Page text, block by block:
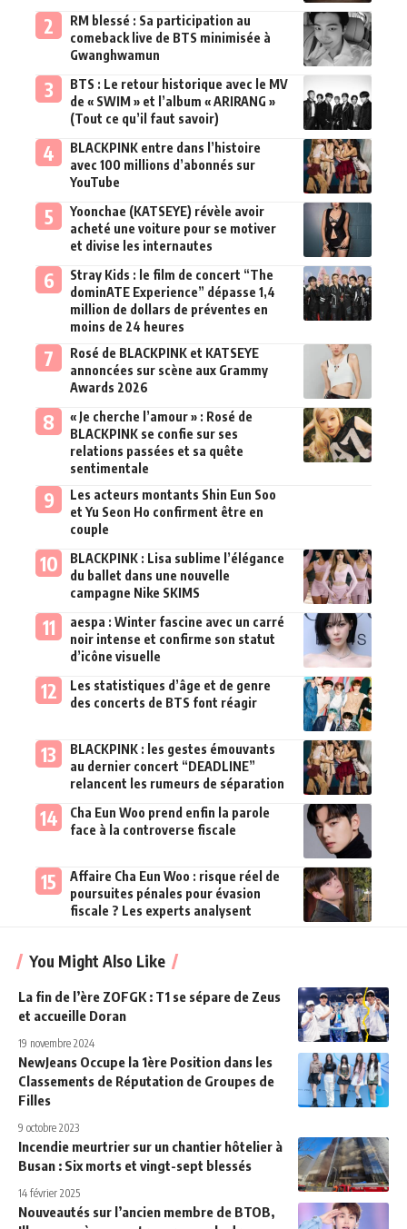
RM blessé : Sa participation au
comeback live de BTS minimisée à
Gwanghwamun
BTS : Le retour historique avec le MV
de « SWIM » et l’album « ARIRANG »
(Tout ce qu’il faut savoir)
BLACKPINK entre dans l’histoire
avec 100 millions d’abonnés sur
YouTube
Yoonchae (KATSEYE) révèle avoir
acheté une voiture pour se motiver
et divise les internautes
Stray Kids : le film de concert “The
dominATE Experience” dépasse 1,4
million de dollars de préventes en
moins de 24 heures
Rosé de BLACKPINK et KATSEYE
annoncées sur scène aux Grammy
Awards 2026
« Je cherche l’amour » : Rosé de
BLACKPINK se confie sur ses
relations passées et sa quête
sentimentale
Les acteurs montants Shin Eun Soo
et Yu Seon Ho confirment être en
couple
BLACKPINK : Lisa sublime l’élégance
du ballet dans une nouvelle
campagne Nike SKIMS
aespa : Winter fascine avec un carré
noir intense et confirme son statut
d’icône visuelle
Les statistiques d’âge et de genre
des concerts de BTS font réagir
BLACKPINK : les gestes émouvants
au dernier concert “DEADLINE”
relancent les rumeurs de séparation
Cha Eun Woo prend enfin la parole
face à la controverse fiscale
Affaire Cha Eun Woo : risque réel de
poursuites pénales pour évasion
fiscale ? Les experts analysent
You Might Also Like
La fin de l’ère ZOFGK : T1 se sépare de Zeus
et accueille Doran
19 novembre 2024
NewJeans Occupe la 1ère Position dans les
Classements de Réputation de Groupes de
Filles
9 octobre 2023
Incendie meurtrier sur un chantier hôtelier à
Busan : Six morts et vingt-sept blessés
14 février 2025
Nouveautés sur l’ancien membre de BTOB,